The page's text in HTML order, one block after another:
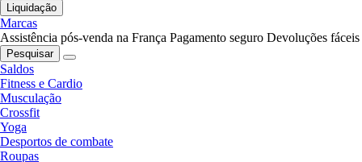
Liquidação
Marcas
Assistência pós-venda na França Pagamento seguro Devoluções fáceis
Pesquisar
Saldos
Fitness e Cardio
Musculação
Crossfit
Yoga
Desportos de combate
Roupas